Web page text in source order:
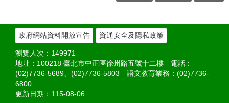
政府網站資料開放宣告 資通安全及隱私政策
瀏覽人次： 149971
地址：100218 臺北市中正區徐州路五號十二樓 電話：
(02)7736-5689、(02)7736-5803 語文教育業務：(02)7736-
6800
更新日期： 115-08-06